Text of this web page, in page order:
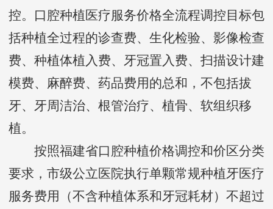
控。口腔种植医疗服务价格全流程调控目标包
括种植全过程的诊查费、生化检验、影像检查
费、种植体植入费、牙冠置入费、扫描设计建
模费、麻醉费、药品费用的总和，不包括拔
牙、牙周洁治、根管治疗、植骨、软组织移
植。
按照福建省口腔种植价格调控和价区分类
要求，市级公立医院执行单颗常规种植牙医疗
服务费用（不含种植体系和牙冠耗材）不超过